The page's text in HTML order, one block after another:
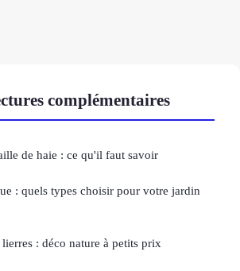
complémentaires
de haie : ce qu'il faut savoir
: quels types choisir pour votre jardin
: déco nature à petits prix